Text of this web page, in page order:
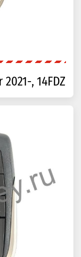
, 14FDZ